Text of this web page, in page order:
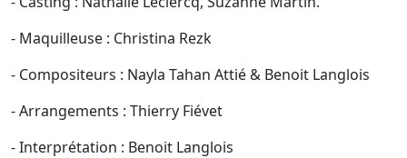
- Maquilleuse : Christina Rezk
- Compositeurs : Nayla Tahan Attié & Benoit Langlois
- Arrangements : Thierry Fiévet
- Interprétation : Benoit Langlois